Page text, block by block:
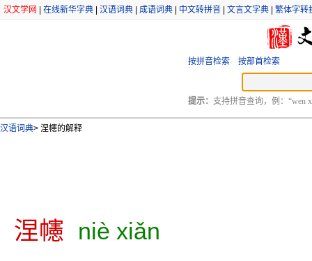
汉文学网 在线新华字典 汉语词典 成语词典 中文转拼音 文言文字典 繁体字转
按拼音检索 按部首检索
提示： 支持拼音查询，例：“wen
汉语词典> 涅幰的解释
涅幰 niè xiǎn